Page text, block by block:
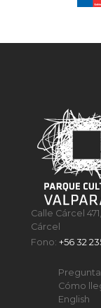
Calle Cárcel
Cárcel
Fono:+56 32
Cómo
English